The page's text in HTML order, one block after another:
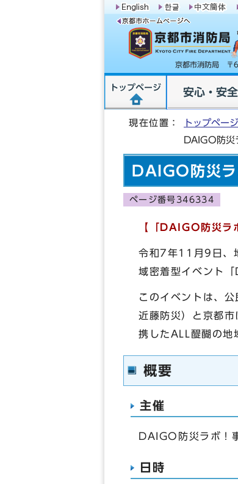
京都市消防局 〒
トップページ 安心・安
現在位置： トップページ
DAIGO防災
DAIGO防災ラ
ページ番号346334
【「DAIGO防災ラ
令和7年11月9日、
域密着型イベント
このイベントは、
近藤防災）と京都
携したALL醍醐の地
概要
主催
DAIGO防災ラボ！
日時